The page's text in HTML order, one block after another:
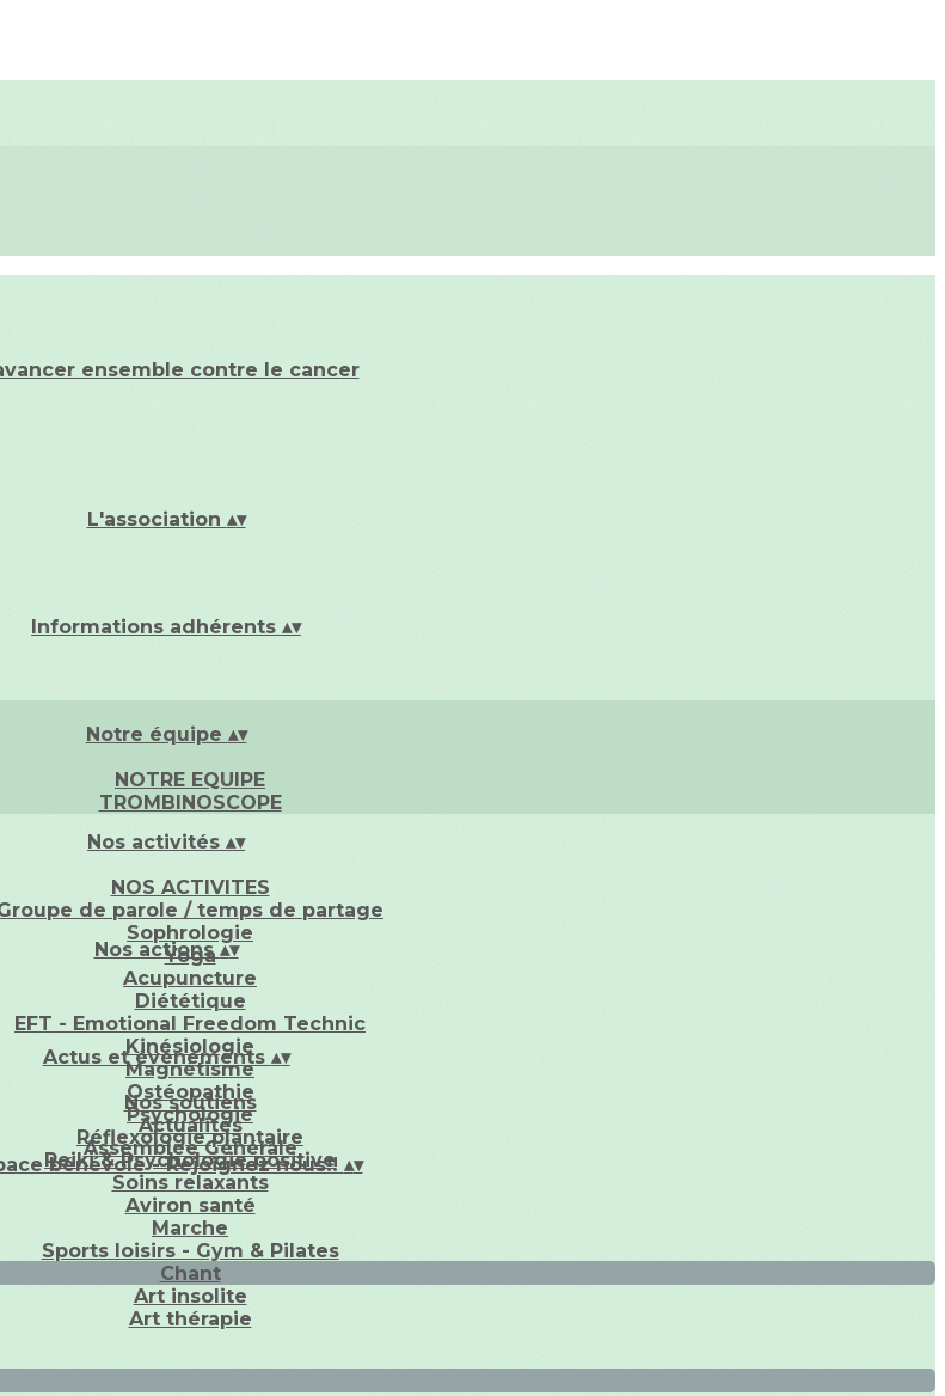
L'association ▴▾
Informations adhérents ▴▾
Notre équipe ▴▾
NOTRE EQUIPE
TROMBINOSCOPE
Nos activités ▴▾
NOS ACTIVITES
de parole / temps de partage
Sophrologie
Yoga
Acupuncture
Diététique
EFT - Emotional Freedom Technic
Kinésiologie
Magnétisme
Ostéopathie
Psychologie
Réflexologie plantaire
Reiki & Psychologie positive
Soins relaxants
Aviron santé
Marche
Sports loisirs - Gym & Pilates
Chant
Art insolite
Art thérapie
Nos actions▴▾
Actus et événements ▴▾
Nos soutiens
Actualités
Assemblée Générale
bénévole - Rejoignez nous!! ▴▾